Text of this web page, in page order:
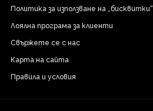
Политика за използване на „бисквитки“
Лоялна програма за клиенти
Свържете се с нас
Карта на сайта
Правила и условия